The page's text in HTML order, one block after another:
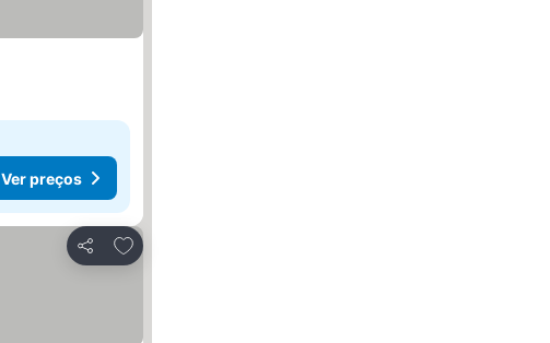
Ver preços
Partilhar
Adicionar aos favoritos